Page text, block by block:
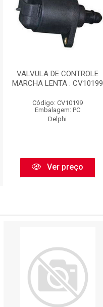
VALVULA DE CONTROLE
MARCHA LENTA : CV10199
Código: CV10199
Embalagem: PC
Delphi
Ver preço